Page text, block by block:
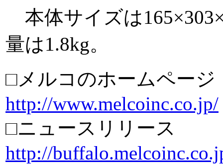
本体サイズは
量は1.8kg。
□メルコのホームページ
http://www.melcoinc.co.jp/
□ニュースリリース
http://